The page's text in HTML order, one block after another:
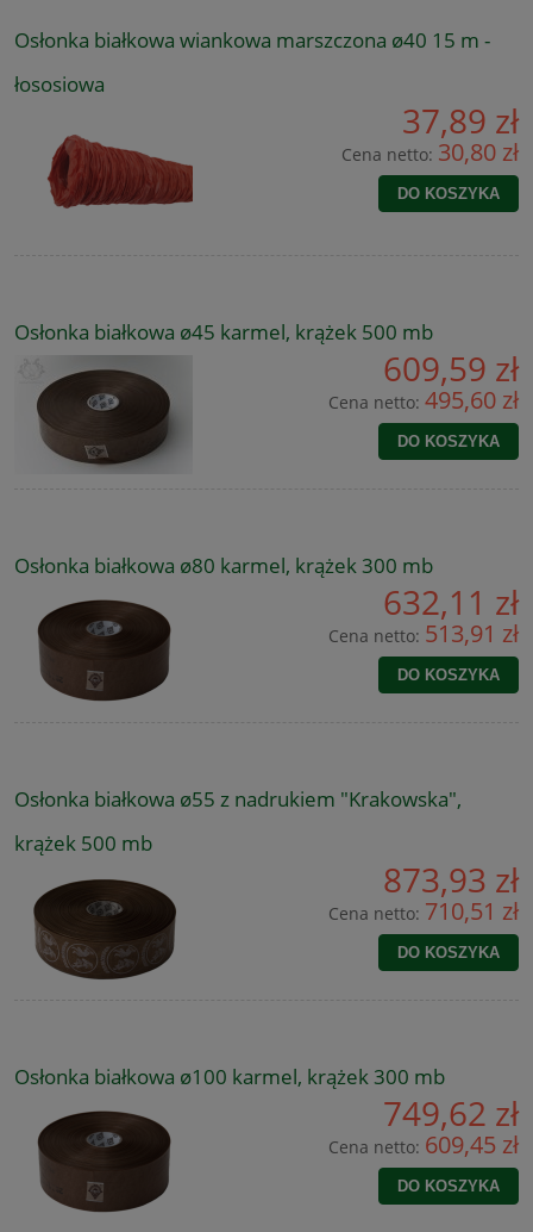
Osłonka białkowa wiankowa marszczona ø40 15 m -
łososiowa
37,89 zł
Cena netto: 30,80 zł
DO KOSZYKA
Osłonka białkowa ø45 karmel, krążek 500 mb
609,59 zł
Cena netto: 495,60 zł
DO KOSZYKA
Osłonka białkowa ø80 karmel, krążek 300 mb
632,11 zł
Cena netto: 513,91 zł
DO KOSZYKA
Osłonka białkowa ø55 z nadrukiem "Krakowska",
krążek 500 mb
873,93 zł
Cena netto: 710,51 zł
DO KOSZYKA
Osłonka białkowa ø100 karmel, krążek 300 mb
749,62 zł
Cena netto: 609,45 zł
DO KOSZYKA